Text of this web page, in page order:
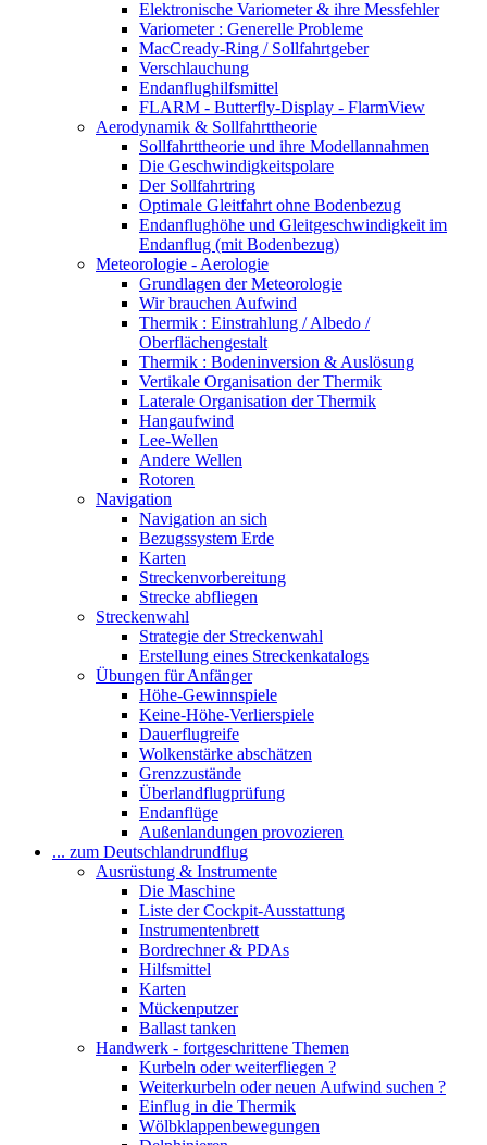
Elektronische Variometer & ihre Messfehler
Variometer : Generelle Probleme
MacCready-Ring / Sollfahrtgeber
Verschlauchung
Endanflughilfsmittel
FLARM - Butterfly-Display - FlarmView
Aerodynamik & Sollfahrttheorie
Sollfahrttheorie und ihre Modellannahmen
Die Geschwindigkeitspolare
Der Sollfahrtring
Optimale Gleitfahrt ohne Bodenbezug
Endanflughöhe und Gleitgeschwindigkeit im
Endanflug (mit Bodenbezug)
Meteorologie - Aerologie
Grundlagen der Meteorologie
Wir brauchen Aufwind
Thermik : Einstrahlung / Albedo /
Oberflächengestalt
Thermik : Bodeninversion & Auslösung
Vertikale Organisation der Thermik
Laterale Organisation der Thermik
Hangaufwind
Lee-Wellen
Andere Wellen
Rotoren
Navigation
Navigation an sich
Bezugssystem Erde
Karten
Streckenvorbereitung
Strecke abfliegen
Streckenwahl
Strategie der Streckenwahl
Erstellung eines Streckenkatalogs
Übungen für Anfänger
Höhe-Gewinnspiele
Keine-Höhe-Verlierspiele
Dauerflugreife
Wolkenstärke abschätzen
Grenzzustände
Überlandflugprüfung
Endanflüge
Außenlandungen provozieren
... zum Deutschlandrundflug
Ausrüstung & Instrumente
Die Maschine
Liste der Cockpit-Ausstattung
Instrumentenbrett
Bordrechner & PDAs
Hilfsmittel
Karten
Mückenputzer
Ballast tanken
Handwerk - fortgeschrittene Themen
Kurbeln oder weiterfliegen ?
Weiterkurbeln oder neuen Aufwind suchen ?
Einflug in die Thermik
Wölbklappenbewegungen